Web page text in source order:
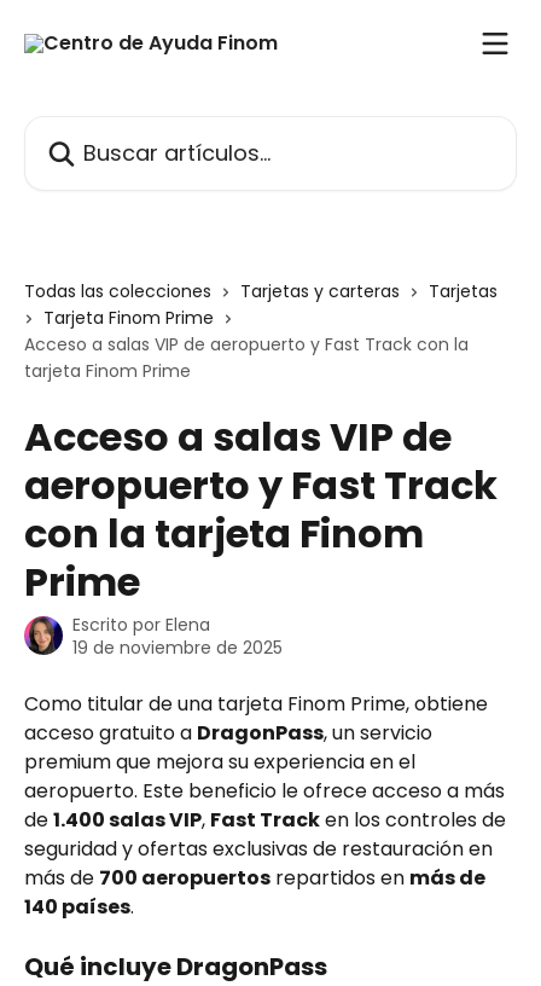
Todas las colecciones Tarjetas y carteras
Tarjetas
Tarjeta Finom Prime
Acceso a salas VIP de aeropuerto y Fast Track con la
tarjeta Finom Prime
Acceso a salas VIP de
aeropuerto y Fast Track
con la tarjeta Finom
Prime
Escrito por Elena
19 de noviembre de 2025
Como titular de una tarjeta Finom Prime, obtiene
acceso gratuito a DragonPass, un servicio
premium que mejora su experiencia en el
aeropuerto. Este beneficio le ofrece acceso a más
de 1.400 salas VIP, Fast Track en los controles de
seguridad y ofertas exclusivas de restauración en
más de 700 aeropuertos repartidos en más de
140 países.
Qué incluye DragonPass